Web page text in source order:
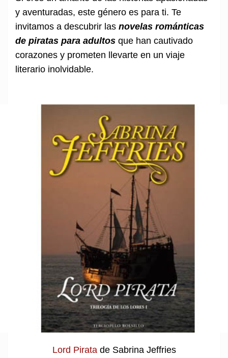
y aventuradas, este género es para ti. Te
invitamos a descubrir las novelas románticas
de piratas para adultos que han cautivado
corazones y prometen llevarte en un viaje
literario inolvidable.
Lord Piratade Sabrina Jeffries